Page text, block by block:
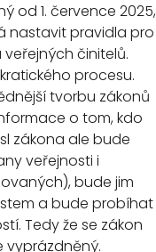
od 1. července 2025,
nastavit pravidla pro
činitelů.
procesu.
tvorbu zákonů
o tom, kdo
zákona ale bude
veřejnosti i
bude jim
a bude probíhat
Tedy že se zákon